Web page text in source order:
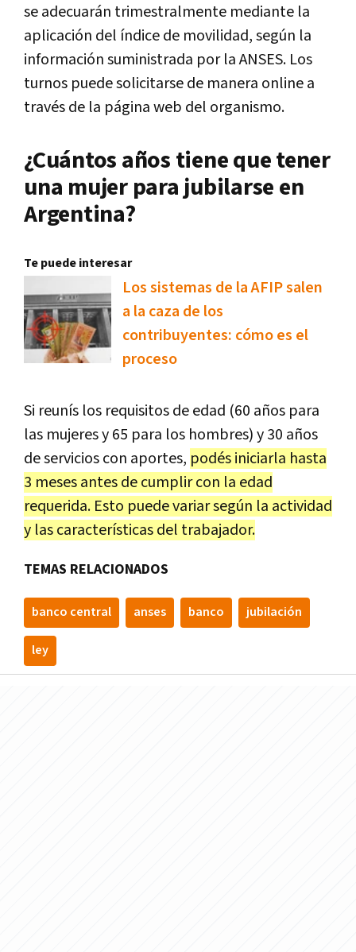
se adecuarán trimestralmente mediante la
aplicación del índice de movilidad, según la
información suministrada por la ANSES. Los
turnos puede solicitarse de manera online a
través de la página web del organismo.
¿Cuántos años tiene que tener
una mujer para jubilarse en
Argentina?
Te puede interesar
Los sistemas de la AFIP salen
a la caza de los
contribuyentes: cómo es el
proceso
Si reunís los requisitos de edad (60 años para
las mujeres y 65 para los hombres) y 30 años
de servicios con aportes, podés iniciarla hasta
3 meses antes de cumplir con la edad
requerida. Esto puede variar según la actividad
y las características del trabajador.
TEMAS RELACIONADOS
banco central anses banco jubilación
ley